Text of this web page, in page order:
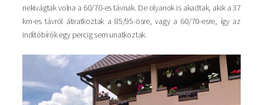
nekivágtak volna a 60/70-es távnak. De olyanok is akadtak, akik a 37
km-es távról átiratkoztak a 85/95-ösre, vagy a 60/70-esre, így az
indítóbírók egy percig sem unatkoztak.